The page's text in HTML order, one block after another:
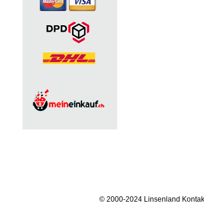
© 2000-2024 Linsenland